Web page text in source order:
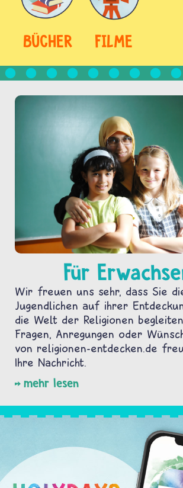
BÜCHER FILME
Für
Wir freuen uns sehr, dass Sie
Jugendlichen auf ihrer
die Welt der Religionen
Fragen, Anregungen oder
von religionen-entdecken.de
Ihre Nachricht.
mehr lesen